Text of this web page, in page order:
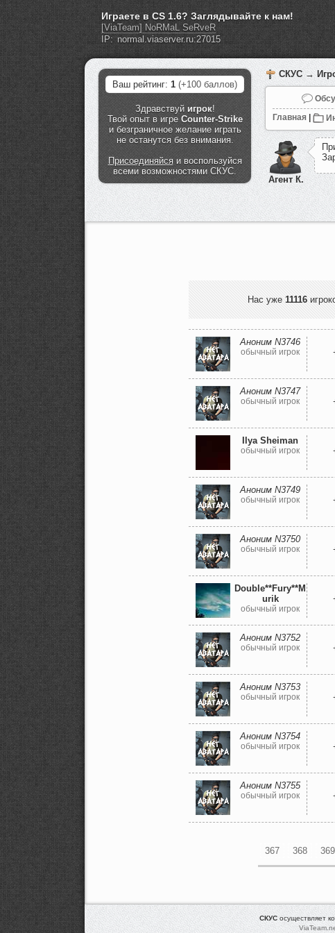
Играете в CS 1.6? Заглядывайте к нам!
[ViaTeam] NoRMaL SeRveR
IP:
Ваш рейтинг: 1 (+100 баллов)
Здравствуй игрок!
Твой опыт в игре Counter-Strike
и безграничное желание играть
не останутся без внимания.
Присоединяйсяи воспользуйся
всеми возможностями СКУС.
СКУС→
Главная
Агент К.
Пр
За
Нас уже 11116
Аноним N3746
обычный игрок
Аноним N3747
обычный игрок
Ilya Sheiman
обычный игрок
Аноним N3749
обычный игрок
Аноним N3750
обычный игрок
Double**Fury**M
urik
обычный игрок
Аноним N3752
обычный игрок
Аноним N3753
обычный игрок
Аноним N3754
обычный игрок
Аноним N3755
обычный игрок
367 368 369
СКУСосуществляет